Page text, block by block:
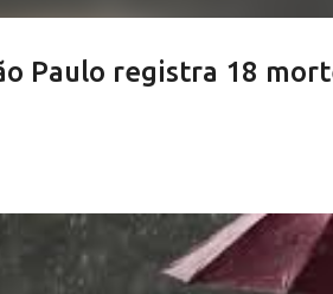
Paulo registra 18